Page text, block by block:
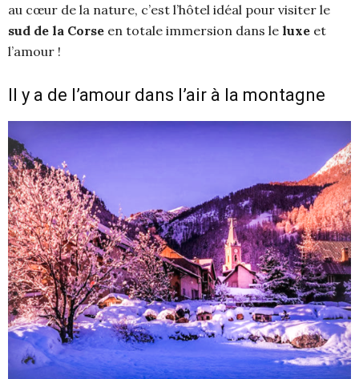
au cœur de la nature, c’est l’hôtel idéal pour visiter le
sud de la Corse en totale immersion dans le luxe et
l’amour !
Il y a de l’amour dans l’air à la montagne